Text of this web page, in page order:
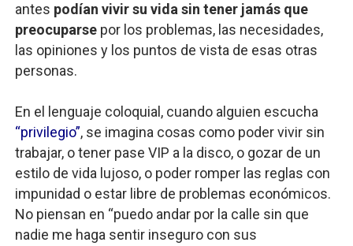
antes podían vivir su vida sin tener jamás que
preocuparsepor los problemas, las necesidades,
las opiniones y los puntos de vista de esas otras
personas.
En el lenguaje coloquial, cuando alguien escucha
“privilegio”, se imagina cosas como poder vivir sin
trabajar, o tener pase VIP a la disco, o gozar de un
estilo de vida lujoso, o poder romper las reglas con
impunidad o estar libre de problemas económicos.
No piensan en “puedo andar por la calle sin que
nadie me haga sentir inseguro con sus